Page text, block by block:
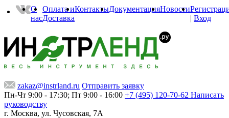
О
нас
Оплата и
Доставка
КонтактыДокументацияНовости
| Вход
zakaz@instrland.ru Отправить заявку
Пн-Чт 9:00 - 17:30; Пт 9:00 - 16:00 +7 (495) 120-70-62 Написать
руководству
г. Москва, ул. Чусовская, 7А